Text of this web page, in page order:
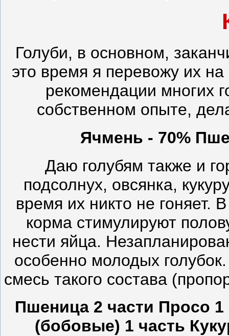
Голуби, в основном,
это время я перевожу их
рекомендации многих
собственном опыте,
Ячмень - 70%
Даю голубям также и
подсолнух, овсянка,
время их никто не гоняет.
корма стимулируют
нести яйца.
особенно молодых
смесь такого состава
Пшеница 2 части Просо 1
(бобовые) 1 часть